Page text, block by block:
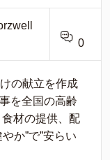
0
の献立を作成
を全国の高齢
材の提供、配
か”で”安らい